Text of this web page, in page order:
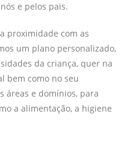
e pelos pais.
proximidade com as
um plano personalizado,
da criança, quer na
bem como no seu
áreas e domínios, para
a alimentação, a higiene